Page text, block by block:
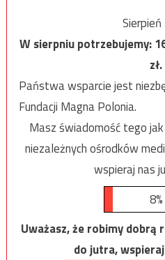
W sierpniu potrzebujemy:
zł.
Państwa wsparcie jest
Fundacji Magna Polonia.
Masz świadomość tego
niezależnych ośrodków
wspieraj nas
8%
Uważasz, że robimy dobrą
do jutra,